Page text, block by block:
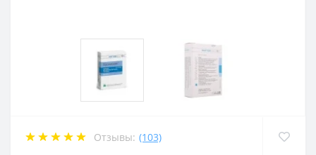
Отзывы: (103)